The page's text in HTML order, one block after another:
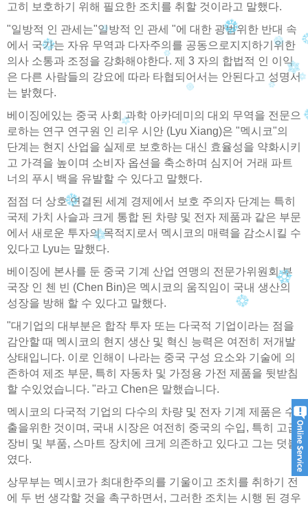
고히 보호하기 위해 필요한 조치를 취할 것이라고 말했다.
"일방적 인 관세는"일방적 인 관세 "에 대한 광범위한 반대 속
에서 국가는 자유 무역과 다자주의를 공동으로지지하기위한
의사 소통과 조정을 강화해야한다. 제 3 자의 합법적 인 이익
은 다른 사람들의 강요에 따라 타협되어서는 안된다고 성명서
는 밝혔다.
베이징에있는 중국 사회 과학 아카데미의 대외 무역을 전문으
로하는 연구 연구원 인 리우 시안 (Lyu Xiang)은 "멕시코"의
단계는 현지 산업을 실제로 보호하는 대신 효율성을 약화시키
고 가격을 높이며 소비자 옵션을 축소하며 심지어 거래 파트
너의 푸시 백을 유발할 수 있다고 말했다.
점점 더 상호 연결된 세계 경제에서 보호 주의자 단계는 특히
국제 가치 사슬과 크게 통합 된 차량 및 전자 제품과 같은 부문
에서 새로운 투자의 목적지로서 멕시코의 매력을 감소시킬 수
있다고 Lyu는 말했다.
베이징에 본사를 둔 중국 기계 산업 연맹의 전문가위원회 부
국장 인 첸 빈 (Chen Bin)은 멕시코의 움직임이 국내 생산의
성장을 방해 할 수 있다고 말했다.
"대기업의 대부분은 합작 투자 또는 다국적 기업이라는 점을
감안할 때 멕시코의 현지 생산 및 혁신 능력은 여전히 ​​저개발
상태입니다. 이로 인해이 나라는 중국 구성 요소와 기술에 의
존하여 제조 부문, 특히 자동차 및 가정용 가전 제품을 뒷받침
할 수있었습니다. "라고 Chen은 말했습니다.
멕시코의 다국적 기업의 다수의 차량 및 전자 기계 제품은 수
출을위한 것이며, 국내 시장은 여전히 ​​중국의 수입, 특히 고급
장비 및 부품, 스마트 장치에 크게 의존하고 있다고 그는 덧붙
였다.
상무부는 멕시코가 최대한주의를 기울이고 조치를 취하기 전
에 두 번 생각할 것을 촉구하면서, 그러한 조치는 시행 된 경우